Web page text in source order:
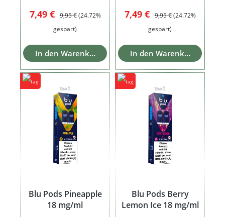
Verkaufspreis:
7,49 € Regulärer Preis:
9,95 € (24.72%
gespart)
In den Warenkorb
Verkaufspreis:
7,49 € Regulärer Preis:
9,95 € (24.72%
gespart)
In den Warenkorb
Blu Pods Pineapple
18 mg/ml
Blu Pods Berry
Lemon Ice 18 mg/ml